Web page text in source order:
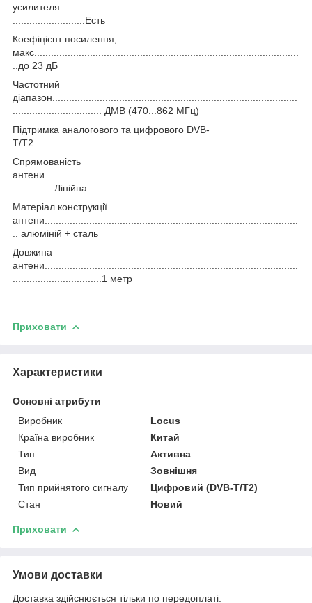
усилителя………………………......................................................
..........................Есть
Коефіцієнт посилення,
макс...............................................................................................
..до 23 дБ
Частотний
діапазон........................................................................................
................................ ДМВ (470...862 МГц)
Підтримка аналогового та цифрового DVB-
T/T2.....................................................................
Спрямованість
антени...........................................................................................
.............. Лінійна
Матеріал конструкції
антени...........................................................................................
.. алюміній + сталь
Довжина
антени...........................................................................................
................................1 метр
Приховати
Характеристики
Основні атрибути
Виробник
Locus
Країна виробник
Китай
Тип
Активна
Вид
Зовнішня
Тип прийнятого сигналу
Цифровий (DVB-T/T2)
Стан
Новий
Приховати
Умови доставки
Доставка здійснюється тільки по передоплаті.